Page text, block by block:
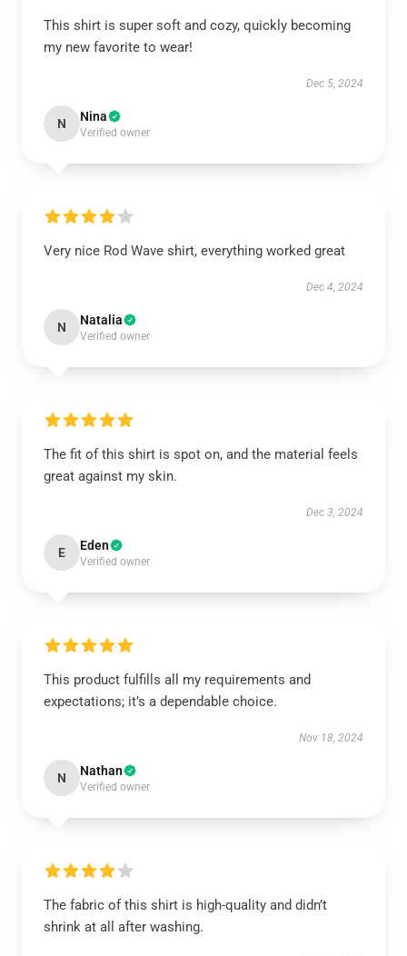
This shirt is super soft and cozy, quickly becoming
my new favorite to wear!
Dec 5, 2024
N Nina
Verified owner
Very nice Rod Wave shirt, everything worked great
Dec 4, 2024
N Natalia
Verified owner
The fit of this shirt is spot on, and the material feels
great against my skin.
Dec 3, 2024
E Eden
Verified owner
This product fulfills all my requirements and
expectations; it’s a dependable choice.
Nov 18, 2024
N Nathan
Verified owner
The fabric of this shirt is high-quality and didn’t
shrink at all after washing.